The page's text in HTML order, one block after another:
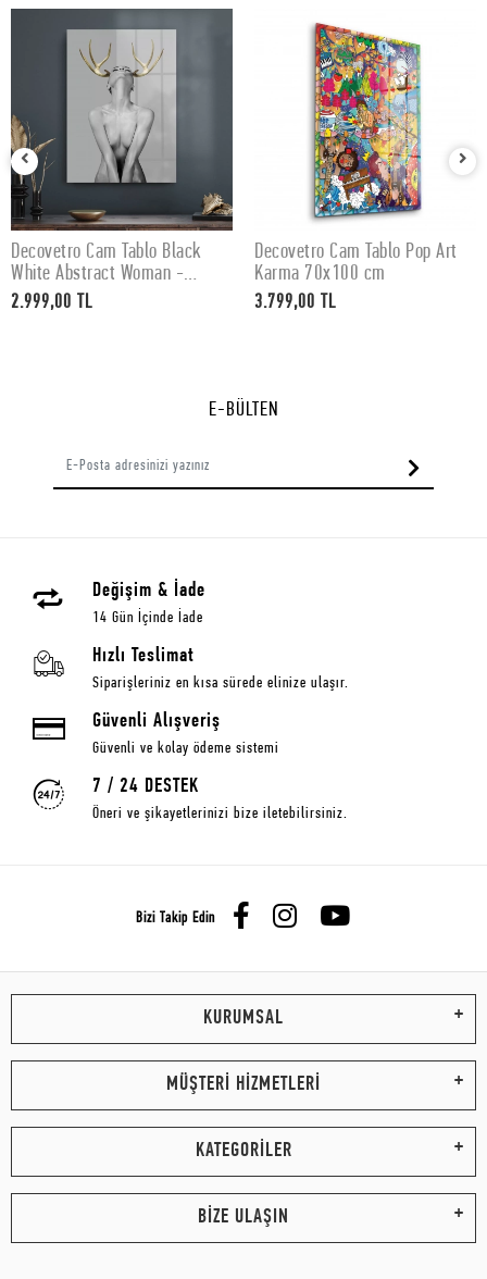
SEPETE EKLE
Decovetro Cam Tablo Black
White Abstract Woman -
50x70 cm
2.999,00 TL
SEPETE EKLE
Decovetro Cam Tablo Pop Art
Karma 70x100 cm
3.799,00 TL
E-BÜLTEN
Değişim & İade
14 Gün İçinde İade
Hızlı Teslimat
Siparişleriniz en kısa sürede elinize ulaşır.
Güvenli Alışveriş
Güvenli ve kolay ödeme sistemi
7 / 24 DESTEK
Öneri ve şikayetlerinizi bize iletebilirsiniz.
Bizi Takip Edin
KURUMSAL
MÜŞTERİ HİZMETLERİ
KATEGORİLER
BİZE ULAŞIN